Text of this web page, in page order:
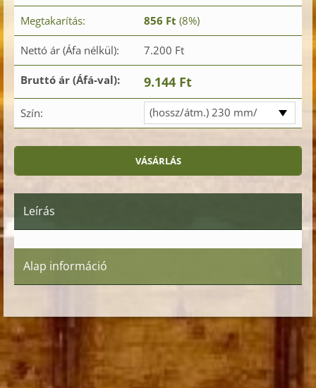
Megtakarítás: 856 Ft (8%)
Nettó ár (Áfa nélkül): 7.200 Ft
Bruttó ár (Áfá-val): 9.144 Ft
Szín:
(hossz/átm.) 230 mm/
76 mm
Leírás
Alap információ